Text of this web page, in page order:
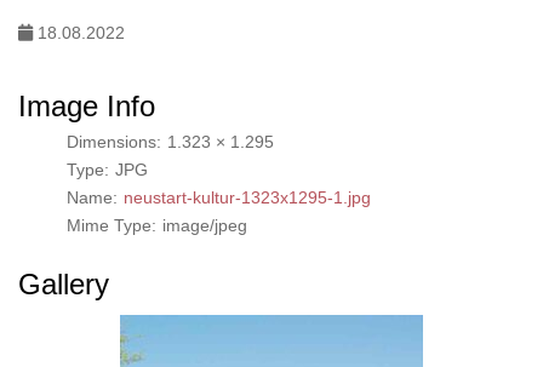
18.08.2022
Image Info
Dimensions: 1.323 × 1.295
Type: JPG
Name: neustart-kultur-1323x1295-1.jpg
Mime Type: image/jpeg
Gallery